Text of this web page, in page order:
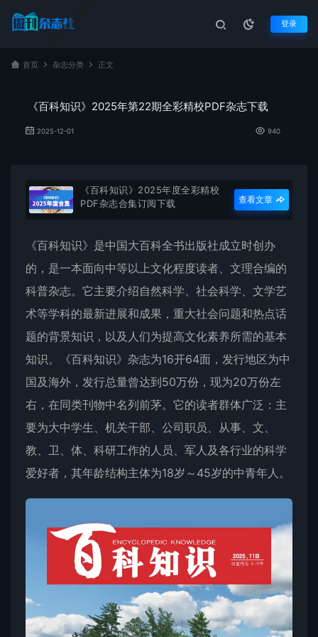
登录
首页 杂志分类 正文
《百科知识》2025年第22期全彩精校PDF杂志下载
2025-12-01 940
《百科知识》2025年度全彩精校
PDF杂志合集订阅下载
查看文章
《百科知识》是中国大百科全书出版社成立时创办
的，是一本面向中等以上文化程度读者、文理合编的
科普杂志。它主要介绍自然科学、社会科学、文学艺
术等学科的最新进展和成果，重大社会问题和热点话
题的背景知识，以及人们为提高文化素养所需的基本
知识。《百科知识》杂志为16开64面，发行地区为中
国及海外，发行总量曾达到50万份，现为20万份左
右，在同类刊物中名列前茅。它的读者群体广泛：主
要为大中学生、机关干部、公司职员、从事、文、
教、卫、体、科研工作的人员、军人及各行业的科学
爱好者，其年龄结构主体为18岁～45岁的中青年人。